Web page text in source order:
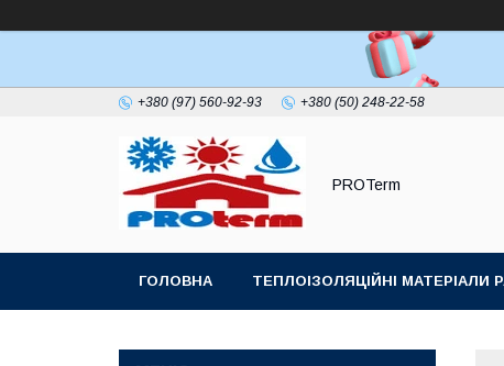
+380 (97) 560-92-93 +380 (50) 248-22-58
PROTerm
ГОЛОВНА ТЕПЛОІЗОЛЯЦІЙНІ МАТЕРІАЛИ